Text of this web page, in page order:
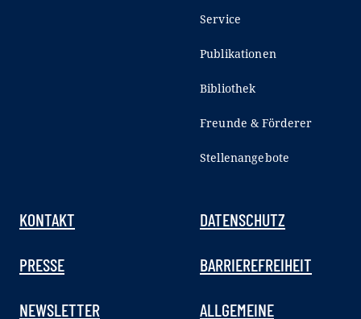
Service
Publikationen
Bibliothek
Freunde & Förderer
Stellenangebote
KONTAKT
PRESSE
NEWSLETTER
DATENSCHUTZ
BARRIEREFREIHEIT
ALLGEMEINE